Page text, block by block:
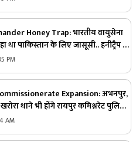
Honey Trap: भारतीय वायुसेना
था पाकिस्तान के लिए जासूसी.. हनीट्रैप में
जानकार रह जायेंगे हैरान
PM
Expansion: अभनपुर,
थाने भी होंगे रायपुर कमिश्नरेट पुलिस
‘यहां अफसर ज्यादा, जवान काम?’.. पढ़ें
AM